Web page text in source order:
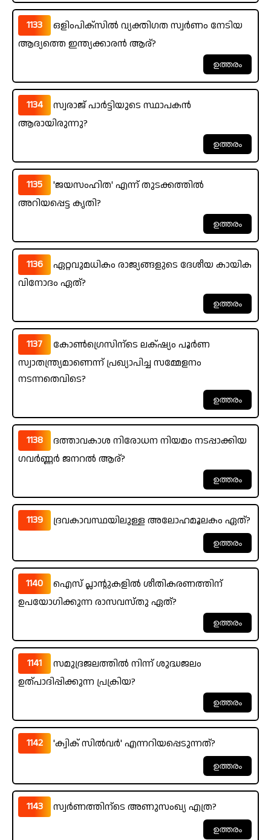
1133
ഒളിംപിക്സിൽ വ്യക്തിഗത സ്വർണം നേടിയ
ആദ്യത്തെ ഇന്ത്യക്കാരൻ ആര്?
1134
സ്വരാജ് പാർട്ടിയുടെ സ്ഥാപകൻ
ആരായിരുന്നു?
1135
'ജയസംഹിത' എന്ന് തുടക്കത്തിൽ
അറിയപ്പെട്ട കൃതി?
1136
ഏറ്റവുമധികം രാജ്യങ്ങളുടെ ദേശീയ കായിക
വിനോദം ഏത്?
1137
കോൺഗ്രെസിന്ടെ ലക്‌ഷ്യം പൂർണ
സ്വാതന്ത്ര്യമാണെന്ന് പ്രഖ്യാപിച്ച സമ്മേളനം
നടന്നതെവിടെ?
1138
ദത്താവകാശ നിരോധന നിയമം നടപ്പാക്കിയ
ഗവർണ്ണർ ജനറൽ ആര്?
1139 ദ്രവകാവസ്ഥയിലുള്ള അലോഹമൂലകം ഏത്?
1140
ഐസ് പ്ലാന്റുകളിൽ ശീതികരണത്തിന്
ഉപയോഗിക്കുന്ന രാസവസ്തു ഏത്?
1141
സമുദ്രജലത്തിൽ നിന്ന് ശുദ്ധജലം
ഉത്പാദിപ്പിക്കുന്ന പ്രക്രിയ?
1142 'ക്വിക് സിൽവർ' എന്നറിയപ്പെടുന്നത്?
1143 സ്വർണത്തിന്ടെ അണുസംഖ്യ എത്ര?